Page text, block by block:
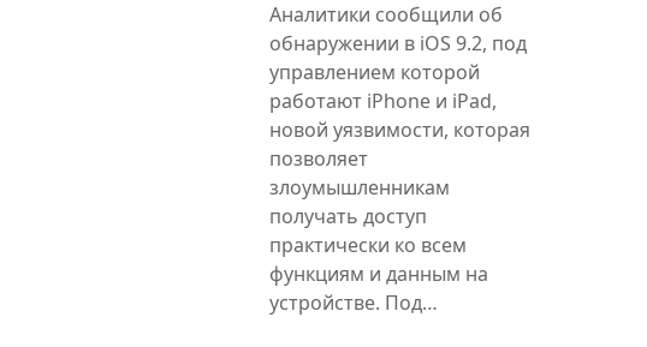
Аналитики сообщили об
обнаружении в iOS 9.2, под
управлением которой
работают iPhone и iPad,
новой уязвимости, которая
позволяет
злоумышленникам
получать доступ
практически ко всем
функциям и данным на
устройстве. Под…